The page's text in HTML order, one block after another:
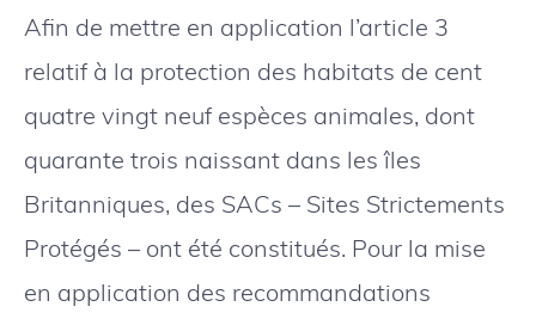
Afin de mettre en application l’article 3
relatif à la protection des habitats de cent
quatre vingt neuf espèces animales, dont
quarante trois naissant dans les îles
Britanniques, des SACs – Sites Strictements
Protégés – ont été constitués. Pour la mise
en application des recommandations